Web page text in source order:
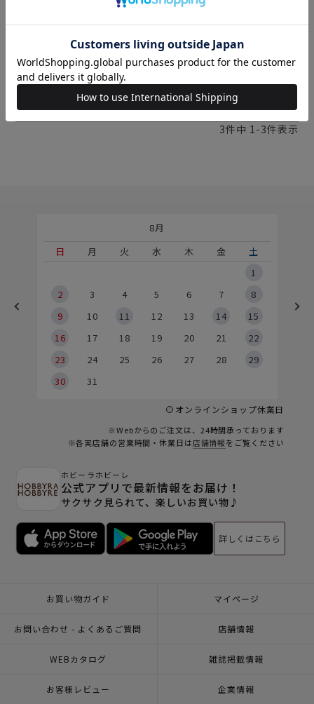
色々なお花が楽しめると思い購入しました。
図柄のプリントが、他のキットと比べてちょっと薄
いので刺しづらいです。見本を見て、フリクション
ペンで下書きをなぞってから刺しています。
その点で4点にしました。
楽しみながら頑張っています。
3件中 1-3件表示
8月
日
月 火 水 木 金
土
1
2
3 4 5 6 7
8
9
10 11 12 13 14
15
16
17 18 19 20 21
22
23
24 25 26 27 28
29
30
31
オンラインショップ休業日
※Webからのご注文は、24時間承っております
※各実店舗の営業時間・休業日は店舗情報をご覧ください
ホビーラホビーレ
公式アプリで最新情報をお届け！
サクサク見られて、楽しいお買い物♪
詳しくはこちら
お買い物ガイド マイページ
お問い合わせ - よくあるご質問 店舗情報
WEBカタログ 雑誌掲載情報
お客様レビュー 企業情報